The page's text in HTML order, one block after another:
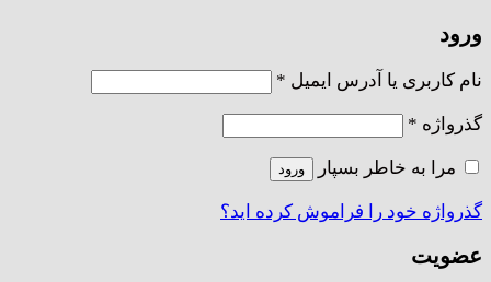
ورود
نام کاربری یا آدرس ایمیل *
گذرواژه *
مرا به خاطر بسپار ورود
گذرواژه خود را فراموش کرده اید؟
عضویت